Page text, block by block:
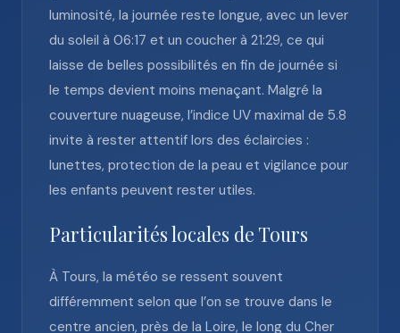
luminosité, la journée reste longue, avec un lever
du soleil à 06:17 et un coucher à 21:29, ce qui
laisse de belles possibilités en fin de journée si
le temps devient moins menaçant. Malgré la
couverture nuageuse, l’indice UV maximal de 5.8
invite à rester attentif lors des éclaircies :
lunettes, protection de la peau et vigilance pour
les enfants peuvent rester utiles.
Particularités locales de Tours
À Tours, la météo se ressent souvent
différemment selon que l’on se trouve dans le
centre ancien, près de la Loire, le long du Cher